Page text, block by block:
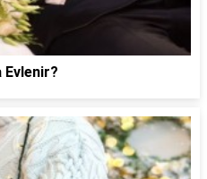
Evlenir?